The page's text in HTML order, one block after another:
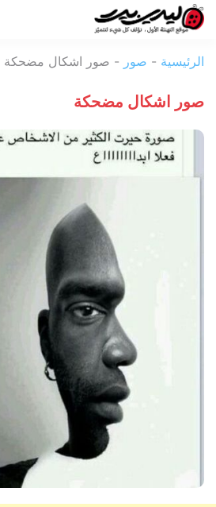
المحتوى
بيرد
الرئيسية - صور - صور اشكال مضحكة
صور اشكال مضحكة